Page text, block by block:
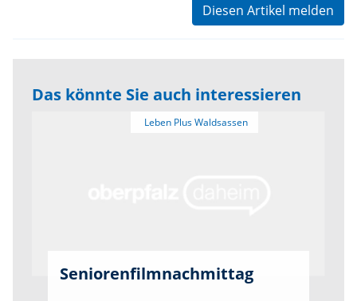
Diesen Artikel melden
Das könnte Sie auch interessieren
Leben Plus Waldsassen
Seniorenfilmnachmittag